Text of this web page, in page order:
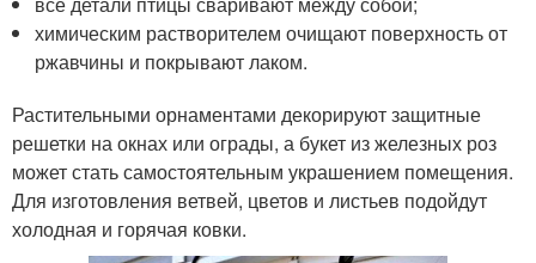
химическим растворителем очищают поверхность от
ржавчины и покрывают лаком.
Растительными орнаментами декорируют защитные
решетки на окнах или ограды, а букет из железных роз
может стать самостоятельным украшением помещения.
Для изготовления ветвей, цветов и листьев подойдут
холодная и горячая ковки.